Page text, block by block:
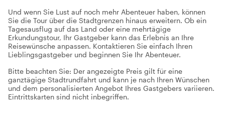
Und wenn Sie Lust auf noch mehr Abenteuer haben, können
Sie die Tour über die Stadtgrenzen hinaus erweitern. Ob ein
Tagesausflug auf das Land oder eine mehrtägige
Erkundungstour, Ihr Gastgeber kann das Erlebnis an Ihre
Reisewünsche anpassen. Kontaktieren Sie einfach Ihren
Lieblingsgastgeber und beginnen Sie Ihr Abenteuer.
Bitte beachten Sie: Der angezeigte Preis gilt für eine
ganztägige Stadtrundfahrt und kann je nach Ihren Wünschen
und dem personalisierten Angebot Ihres Gastgebers variieren.
Eintrittskarten sind nicht inbegriffen.